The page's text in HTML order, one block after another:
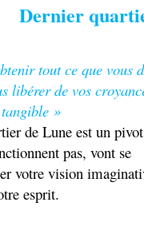
tout ce que vous
libérer de vos
»
de Lune est un
pas, vont se
votre vision
esprit.